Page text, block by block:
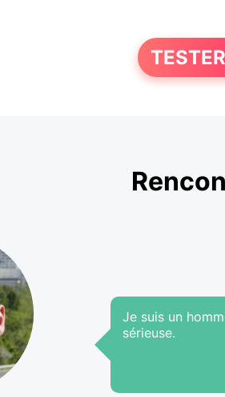
Je suis un
sérieuse.